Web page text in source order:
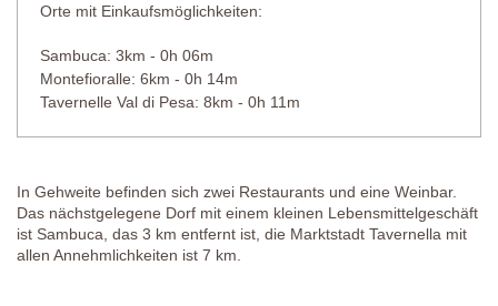
Orte mit Einkaufsmöglichkeiten:
Sambuca: 3km - 0h 06m
Montefioralle: 6km - 0h 14m
Tavernelle Val di Pesa: 8km - 0h 11m
In Gehweite befinden sich zwei Restaurants und eine Weinbar.
Das nächstgelegene Dorf mit einem kleinen Lebensmittelgeschäft
ist Sambuca, das 3 km entfernt ist, die Marktstadt Tavernella mit
allen Annehmlichkeiten ist 7 km.